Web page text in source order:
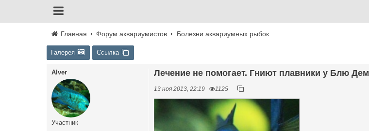
Главная Форум аквариумистов Болезни аквариумных рыбок
Галерея Ссылка
Alver
Участник
Лечение не помогает. Гниют плавники у Блю
13 ноя 2013, 22:19 1125